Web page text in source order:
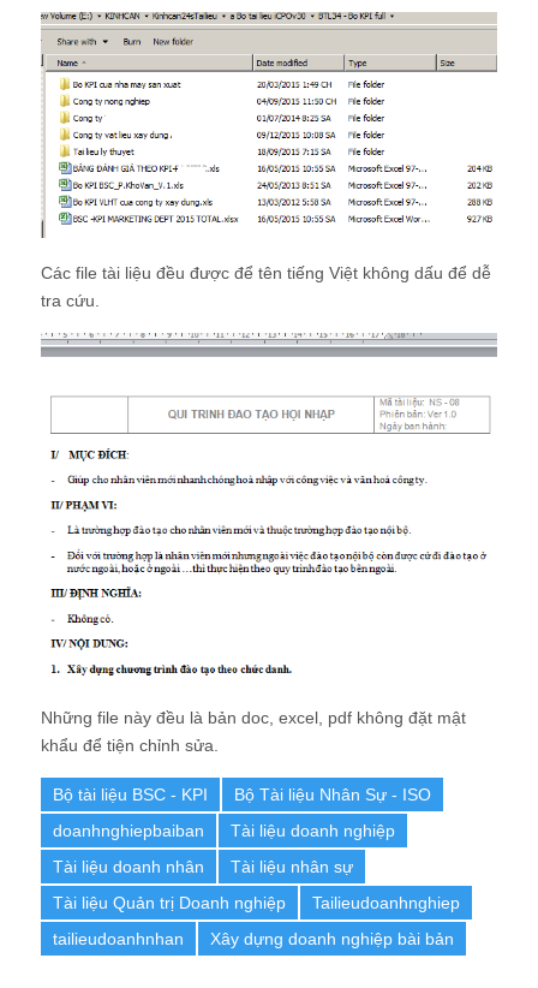
Các file tài liệu đều được để tên tiếng Việt không dấu để dễ
tra cứu.
Những file này đều là bản doc, excel, pdf không đặt mật
khẩu để tiện chỉnh sửa.
Bộ tài liệu BSC - KPI
Bộ Tài liệu Nhân Sự - ISO
doanhnghiepbaiban
Tài liệu doanh nghiệp
Tài liệu doanh nhân
Tài liệu nhân sự
Tài liệu Quản trị Doanh nghiệp
Tailieudoanhnghiep
tailieudoanhnhan
Xây dựng doanh nghiệp bài bản